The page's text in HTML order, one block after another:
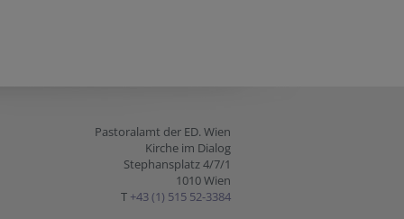
Pastoralamt der ED. Wien
Kirche im Dialog
Stephansplatz 4/7/1
1010 Wien
T +43 (1) 515 52-3384